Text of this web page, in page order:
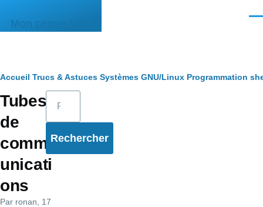
Mon pense-bête
Fil
d'Ariane
Accueil Trucs & Astuces Systèmes GNU/Linux Programmation
Tubes
de
comm
unicati
ons
Par ronan , 17